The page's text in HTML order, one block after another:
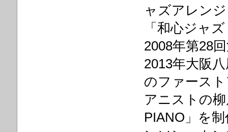
ャズアレン
「和心ジャ
2008年第28
2013年大阪
のファース
アニストの
PIANO」を